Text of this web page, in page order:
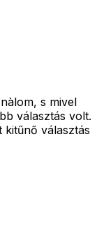
s mivel
választás volt.
kitűnő választás